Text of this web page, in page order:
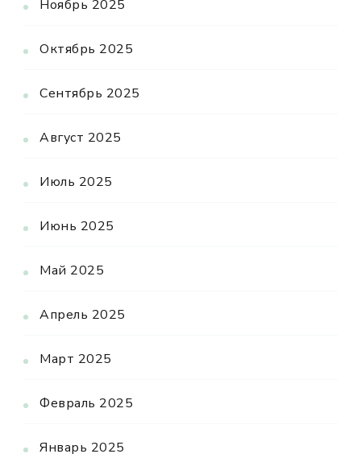
Ноябрь 2025
Октябрь 2025
Сентябрь 2025
Август 2025
Июль 2025
Июнь 2025
Май 2025
Апрель 2025
Март 2025
Февраль 2025
Январь 2025